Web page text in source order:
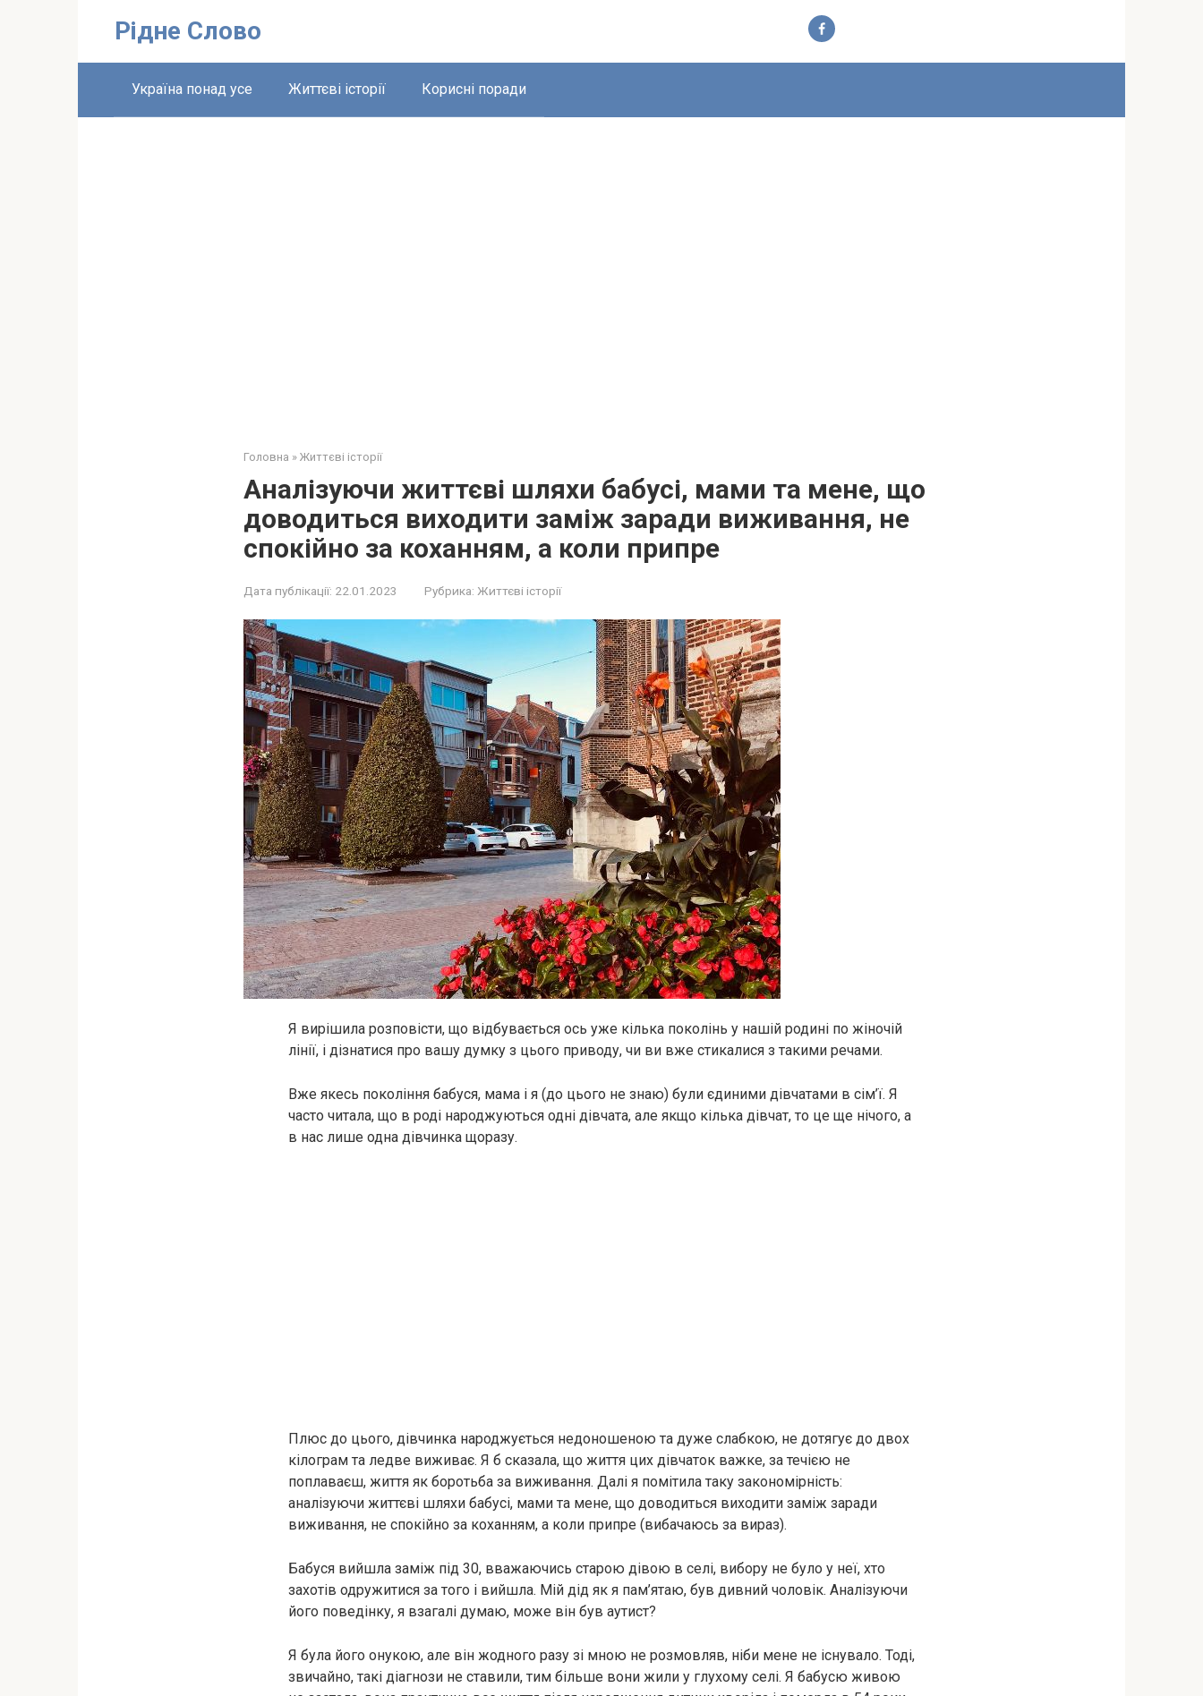
Рідне Слово
Україна понад усе Життєві історії Корисні поради
Головна » Життєві історії
Аналізуючи життєві шляхи бабусі, мами та мене, що
доводиться виходити заміж заради виживання, не
спокійно за коханням, а коли припре
Дата публікації: 22.01.2023 Рубрика: Життєві історії
Я вирішила розповісти, що відбувається ось уже кілька поколінь у нашій родині по жіночій
лінії, і дізнатися про вашу думку з цього приводу, чи ви вже стикалися з такими речами.
Вже якесь покоління бабуся, мама і я (до цього не знаю) були єдиними дівчатами в сім’ї. Я
часто читала, що в роді народжуються одні дівчата, але якщо кілька дівчат, то це ще нічого, а
в нас лише одна дівчинка щоразу.
Плюс до цього, дівчинка народжується недоношеною та дуже слабкою, не дотягує до двох
кілограм та ледве виживає. Я б сказала, що життя цих дівчаток важке, за течією не
поплаваєш, життя як боротьба за виживання. Далі я помітила таку закономірність:
аналізуючи життєві шляхи бабусі, мами та мене, що доводиться виходити заміж заради
виживання, не спокійно за коханням, а коли припре (вибачаюсь за вираз).
Бабуся вийшла заміж під 30, вважаючись старою дівою в селі, вибору не було у неї, хто
захотів одружитися за того і вийшла. Мій дід як я пам’ятаю, був дивний чоловік. Аналізуючи
його поведінку, я взагалі думаю, може він був аутист?
Я була його онукою, але він жодного разу зі мною не розмовляв, ніби мене не існувало. Тоді,
звичайно, такі діагнози не ставили, тим більше вони жили у глухому селі. Я бабусю живою